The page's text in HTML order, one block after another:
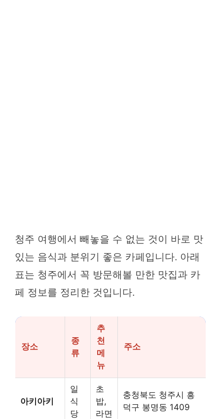
청주 여행에서 빼놓을 수 없는 것이 바로 맛
있는 음식과 분위기 좋은 카페입니다. 아래
표는 청주에서 꼭 방문해볼 만한 맛집과 카
페 정보를 정리한 것입니다.
장소
종
류
추
천
메
뉴
주소
아키아키
일
식
당
초
밥,
라면
충청북도 청주시 흥
덕구 봉명동 1409